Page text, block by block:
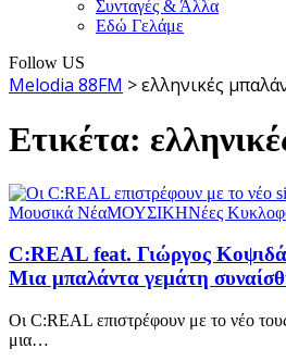
Συνταγές & Άλλα
Εδώ Γελάμε
Follow US
Melodia 88FM >ελληνικές
Ετικέτα:
Μουσικά ΝέαΜΟΥΣΙΚΗΝέες
C:REAL feat. Γιώργος
Μια μπαλάντα γεμάτη
Οι C:REAL επιστρέφουν με το νέο
μια…